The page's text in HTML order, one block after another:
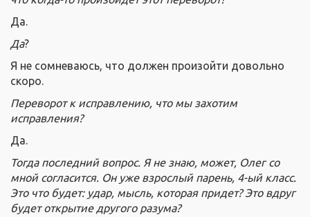
Да.
Да?
Я не сомневаюсь, что должен произойти довольно
скоро.
Переворот к исправлению, что мы захотим
исправления?
Да.
Тогда последний вопрос. Я не знаю, может, Олег со
мной согласится. Он уже взрослый парень, 4-ый класс.
Это что будет: удар, мысль, которая придет? Это вдруг
будет открытие другого разума?